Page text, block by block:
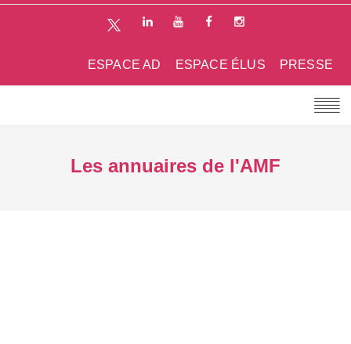
PRESSE
ESPACE ÉLUS
ESPACE AD
Les annuaires de l'AMF